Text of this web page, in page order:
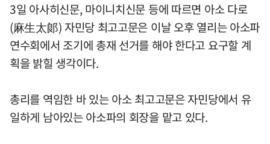
3일 아사히신문, 마이니치신문 등에 따르면 아소 다로
(麻生太郞) 자민당 최고고문은 이날 오후 열리는 아소파
연수회에서 조기에 총재 선거를 해야 한다고 요구할 계
획을 밝힐 생각이다.
총리를 역임한 바 있는 아소 최고고문은 자민당에서 유
일하게 남아있는 아소파의 회장을 맡고 있다.